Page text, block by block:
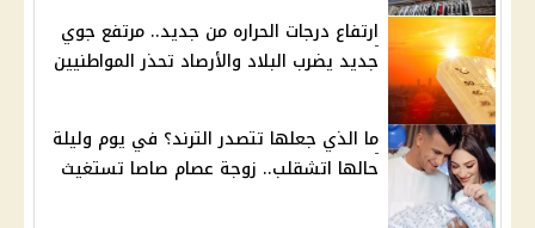
ارتفاع درجات الحراره من جديد.. مرتفع جوي
جديد يضرب البلاد والأرصاد تحذر المواطنيين
ما الذي جعلها تتصدر الترند؟ في يوم وليلة
حالها اتشقلب.. زوجة عصام صاصا تستغيث